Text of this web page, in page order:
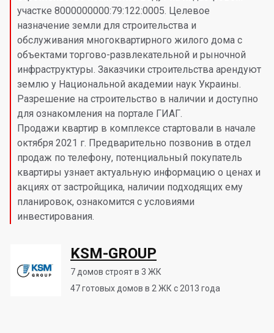
участке 8000000000:79:122:0005. Целевое
назначение земли для строительства и
обслуживания многоквартирного жилого дома с
объектами торгово-развлекательной и рыночной
инфраструктуры. Заказчики строительства арендуют
землю у Национальной академии наук Украины.
Разрешение на строительство в наличии и доступно
для ознакомления на портале ГИАГ.
Продажи квартир в комплексе стартовали в начале
октября 2021 г. Предварительно позвонив в отдел
продаж по телефону, потенциальный покупатель
квартиры узнает актуальную информацию о ценах и
акциях от застройщика, наличии подходящих ему
планировок, ознакомится с условиями
инвестирования.
KSM-GROUP
7 домов строят в 3 ЖК
47готовых домов в 2 ЖК с 2013 года